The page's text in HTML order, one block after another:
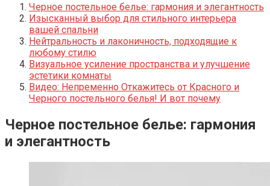
Черное постельное белье: гармония и элегантность
Изысканный выбор для стильного интерьера
вашей спальни
Нейтральность и лаконичность, подходящие к
любому стилю
Визуальное усиление пространства и улучшение
эстетики комнаты
Видео: Непременно Откажитесь от Красного и
Черного постельного белья! И вот почему
Черное постельное белье: гармония
и элегантность